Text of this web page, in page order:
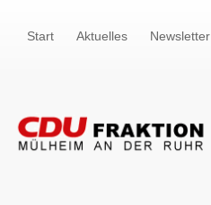
Start Aktuelles Newsletter